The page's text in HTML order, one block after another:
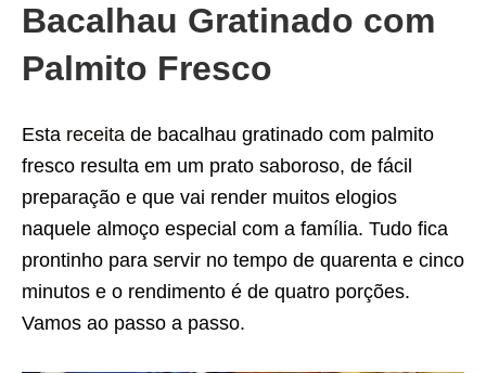
Bacalhau Gratinado com
Palmito Fresco
Esta receita de bacalhau gratinado com palmito
fresco resulta em um prato saboroso, de fácil
preparação e que vai render muitos elogios
naquele almoço especial com a família. Tudo fica
prontinho para servir no tempo de quarenta e cinco
minutos e o rendimento é de quatro porções.
Vamos ao passo a passo.